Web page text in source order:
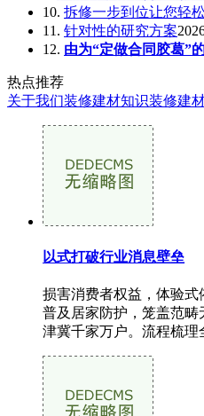
10. 拆修一步到位让您轻
11. 针对性的研究方案
12. 由为“定做合同胶葛”
热点推荐
关于我们装修建材知识装修建
以式打破行业消息壁垒
损害消费者权益，体验
普及居家防护，笼盖范
津冀千家万户。流程梳理